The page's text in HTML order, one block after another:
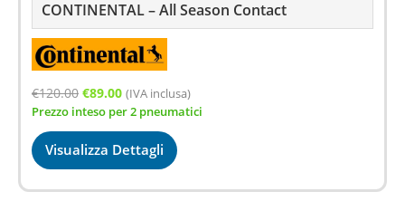
CONTINENTAL – All Season Contact
€120.00 Il
prezzo
€120.00.
€89.00Il
prezzo
€89.00.
(IVA inclusa)
Prezzo inteso per 2 pneumatici
Visualizza Dettagli